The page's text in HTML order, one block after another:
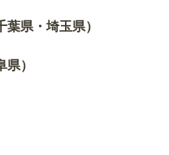
県・埼玉県）
）